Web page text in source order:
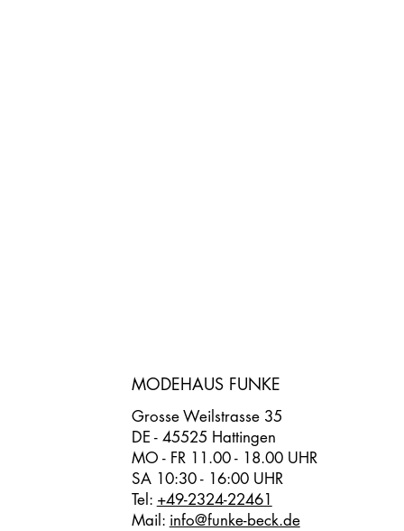
Grosse Weilstrasse 35
DE - 45525 Hattingen
MO - FR 11.00 - 18.00 UHR
SA 10:30 - 16:00 UHR
Tel: +49-2324-22461
Mail: info@funke-beck.de
MODEHAUS FUNKE